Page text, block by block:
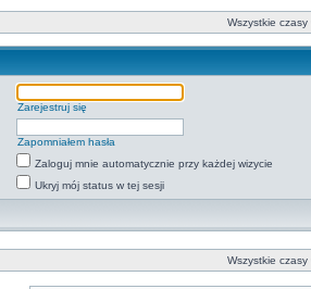
Wszystkie
Zarejestruj się
Zapomniałem hasła
Zaloguj mnie automatycznie przy każdej wizycie
Ukryj mój status w tej sesji
Wszystkie